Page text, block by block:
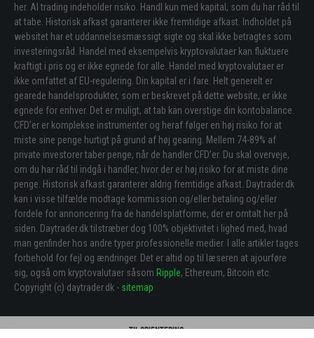
her. Al trading indeholder risiko. Handl kun med kapital, som du har råd til
at tabe. Historisk afkast garanterer ikke fremtidige afkast. Indholdet på
websitet har et uddannelsesmæssigt sigte og skal ikke betragtes som
investeringsråd. Handel med eksempelvis kryptovalutaer kan fluktuere
kraftigt i pris og er ikke egnede for alle. Handel med kryptovalutaer er
ikke omfattet af EU-regulering. Din kapital er i fare. Helt generelt er
gearede handelsprodukter, som er beskrevet på dette website, er ikke
egnede for enhver. Det er muligt, at tab kan overstige din kontobalance.
CFD’er er komplekse instrumenter og heraf følger en høj risiko for at
miste sine penge hurtigt på grund af høj gearing. Mellem 74-89% af
private investorer taber penge, når de handler CFD’er. Du skal overveje,
om du har råd til indgå i handler, hvor der er høj risiko for at miste dine
penge. Historisk afkast garanterer aldrig fremtidige afkast. Daytrader.dk
kan i visse tilfælde modtage kommission og/eller betaling og/eller
fordele for annoncering fra de handelsplatforme, der er omtalt her på
siden. Daytrader.dk tilstræber dog 100% objektivitet i lighed med, hvad
man genfinder hos andre typer professionelle medier. I alle artikler tages
forbehold for fejl og ændringer. Det er altid op til læseren at ajourføre
sig, også om kryptovalutaer såsom Ripple, Ethereum, Bitcoin etc.
Copyright (c) daytrader.dk - sitemap
Til orientering: